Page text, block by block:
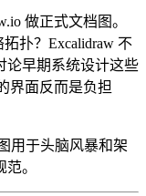
做正式文档图。
扑？Excalidraw 不
论早期系统设计这些
界面反而是负担
用于头脑风暴和架
。